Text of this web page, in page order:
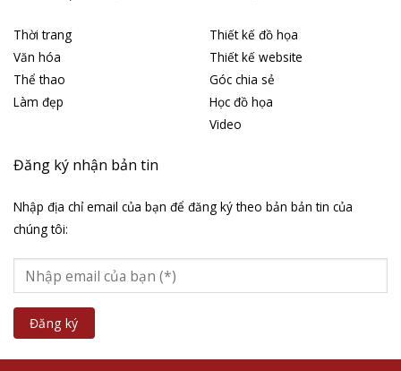
Thời trang
Văn hóa
Thể thao
Làm đẹp
Thiết kế đồ họa
Thiết kế website
Góc chia sẻ
Học đồ họa
Video
Đăng ký nhận bản tin
Nhập địa chỉ email của bạn để đăng ký theo bản bản tin của
chúng tôi: